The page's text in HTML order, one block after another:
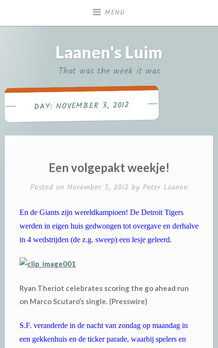
MENU
Laanen's Luim
That was the week it was
DAY:NOVEMBER 3, 2012
Een volgepakt weekje!
Posted on November 3, 2012 by Peter Laanen
En de Giants zijn wereldkampioen! De Detroit Tigers
werden in eigen huis gedwongen tot overgave en derhalve
in 4 wedstrijden (de z.g. sweep) een lesje geleerd.
Ryan Theriot celebrates scoring the go ahead run
on Marco Scutaro’s single. (Presswire)
S.F. veranderde in de nacht van zondag op maandag in
een gekkenhuis en de ticker parade, waarbij spelers en